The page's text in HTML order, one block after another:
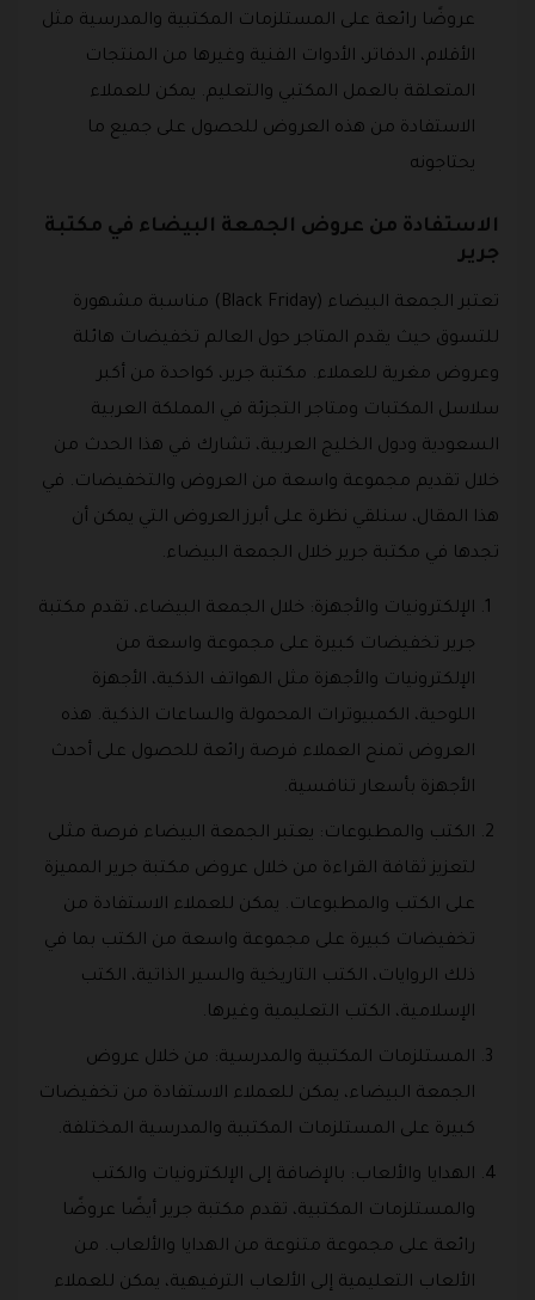
عروضًا رائعة على المستلزمات المكتبية والمدرسية مثل
الأقلام، الدفاتر، الأدوات الفنية وغيرها من المنتجات
المتعلقة بالعمل المكتبي والتعليم. يمكن للعملاء
الاستفادة من هذه العروض للحصول على جميع ما
يحتاجونه
الاستفادة من عروض الجمعة البيضاء في مكتبة
جرير
تعتبر الجمعة البيضاء (Black Friday) مناسبة مشهورة
للتسوق حيث يقدم المتاجر حول العالم تخفيضات هائلة
وعروض مغرية للعملاء. مكتبة جرير، كواحدة من أكبر
سلاسل المكتبات ومتاجر التجزئة في المملكة العربية
السعودية ودول الخليج العربية، تشارك في هذا الحدث من
خلال تقديم مجموعة واسعة من العروض والتخفيضات. في
هذا المقال، سنلقي نظرة على أبرز العروض التي يمكن أن
تجدها في مكتبة جرير خلال الجمعة البيضاء.
الإلكترونيات والأجهزة: خلال الجمعة البيضاء، تقدم مكتبة
جرير تخفيضات كبيرة على مجموعة واسعة من
الإلكترونيات والأجهزة مثل الهواتف الذكية، الأجهزة
اللوحية، الكمبيوترات المحمولة والساعات الذكية. هذه
العروض تمنح العملاء فرصة رائعة للحصول على أحدث
الأجهزة بأسعار تنافسية.
الكتب والمطبوعات: يعتبر الجمعة البيضاء فرصة مثلى
لتعزيز ثقافة القراءة من خلال عروض مكتبة جرير المميزة
على الكتب والمطبوعات. يمكن للعملاء الاستفادة من
تخفيضات كبيرة على مجموعة واسعة من الكتب بما في
ذلك الروايات، الكتب التاريخية والسير الذاتية، الكتب
الإسلامية، الكتب التعليمية وغيرها.
المستلزمات المكتبية والمدرسية: من خلال عروض
الجمعة البيضاء، يمكن للعملاء الاستفادة من تخفيضات
كبيرة على المستلزمات المكتبية والمدرسية المختلفة.
الهدايا والألعاب: بالإضافة إلى الإلكترونيات والكتب
والمستلزمات المكتبية، تقدم مكتبة جرير أيضًا عروضًا
رائعة على مجموعة متنوعة من الهدايا والألعاب. من
الألعاب التعليمية إلى الألعاب الترفيهية، يمكن للعملاء